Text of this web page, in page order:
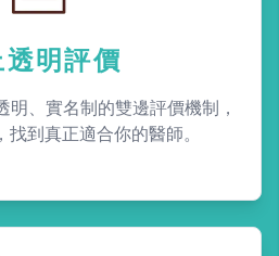
透明評價
明、實名制的雙邊評價機制，
找到真正適合你的醫師。